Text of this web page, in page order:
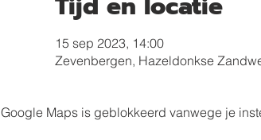
15 sep 2023, 14:00
Zevenbergen, Hazeldonkse
Google Maps is geblokkeerd vanwege je